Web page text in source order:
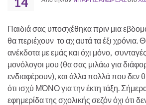
Παιδιά σας υποσχέθηκα πριν μια
θα περιέχουν το αχ αυτά τα έξι χρόνια.
ανέκδοτα με εμάς και όχι μόνο,
μονόλογοι μου (θα σας μιλάω για
ενδιαφέρουν), και άλλα πολλά που δεν
ότι ισχύ ΜΌΝΟ για την έκτη τάξη.
εφημερίδα της σχολικής σεζόν όχι ότι